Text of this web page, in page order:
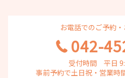
お電話でのご予約
042-
受付時間 平日
事前予約で土日祝・営業時